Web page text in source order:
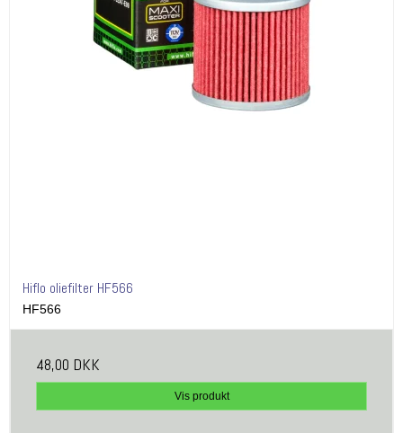
Hiflo oliefilter HF566
HF566
48,00 DKK
Vis produkt